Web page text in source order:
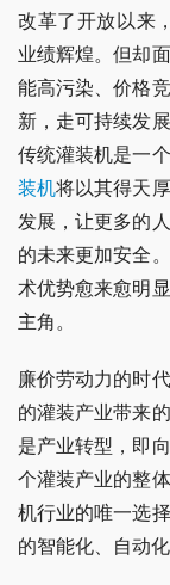
改革了开放以来
业绩辉煌。但却
能高污染、价格
新，走可持续发
传统灌装机是一
装机将以其得天
发展，让更多的
的未来更加安全
术优势愈来愈明
主角。
廉价劳动力的时
的灌装产业带来
是产业转型，即
个灌装产业的整
机行业的唯一选
的智能化、自动